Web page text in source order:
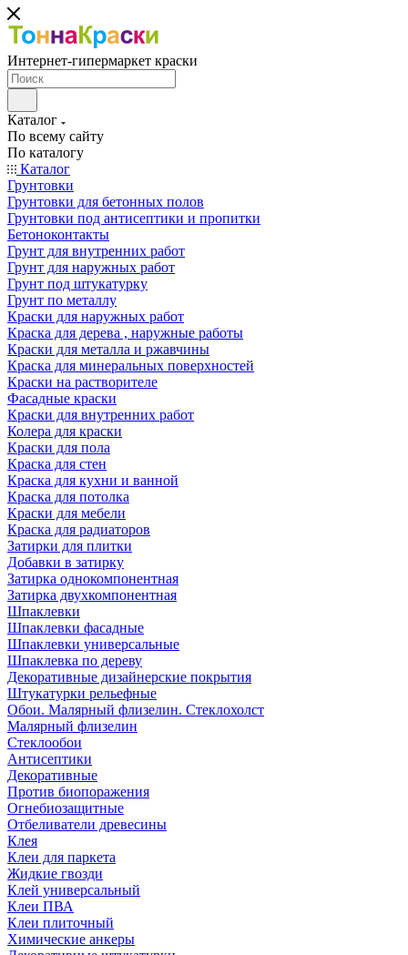
Интернет-гипермаркет краски
Каталог
По всему сайту
По каталогу
Каталог
Грунтовки
Грунтовки для бетонных полов
Грунтовки под антисептики и пропитки
Бетоноконтакты
Грунт для внутренних работ
Грунт для наружных работ
Грунт под штукатурку
Грунт по металлу
Краски для наружных работ
Краска для дерева , наружные работы
Краски для металла и ржавчины
Краска для минеральных поверхностей
Краски на растворителе
Фасадные краски
Краски для внутренних работ
Колера для краски
Краски для пола
Краска для стен
Краска для кухни и ванной
Краска для потолка
Краски для мебели
Краска для радиаторов
Затирки для плитки
Добавки в затирку
Затирка однокомпонентная
Затирка двухкомпонентная
Шпаклевки
Шпаклевки фасадные
Шпаклевки универсальные
Шпаклевка по дереву
Декоративные дизайнерские покрытия
Штукатурки рельефные
Обои. Малярный флизелин. Стеклохолст
Малярный флизелин
Стеклообои
Антисептики
Декоративные
Против биопоражения
Огнебиозащитные
Отбеливатели древесины
Клея
Клеи для паркета
Жидкие гвозди
Клей универсальный
Клеи ПВА
Клеи плиточный
Химические анкеры